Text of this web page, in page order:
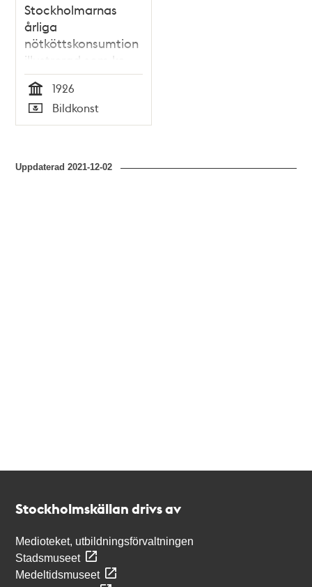
Stockholmarnas
årliga
nötköttskonsumtion
illustrerad som ko
mellan Kungstornen
Tid
1926
Typ
Bildkonst
Uppdaterad2021-12-02
Stockholmskällan drivs av
Medioteket, utbildningsförvaltningen
Stadsmuseet
Medeltidsmuseet